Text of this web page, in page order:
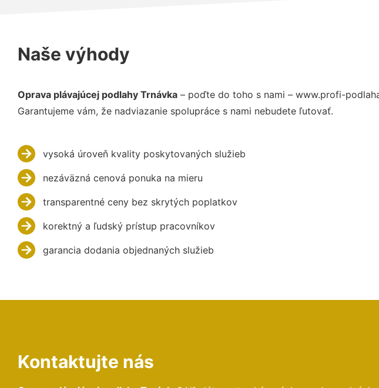
Naše výhody
Oprava plávajúcej podlahy Trnávka – poďte do toho s nami – www.profi-
Garantujeme vám, že nadviazanie spolupráce s nami nebudete ľutovať.
vysoká úroveň kvality poskytovaných služieb
nezáväzná cenová ponuka na mieru
transparentné ceny bez skrytých poplatkov
korektný a ľudský prístup pracovníkov
garancia dodania objednaných služieb
Kontaktujte nás